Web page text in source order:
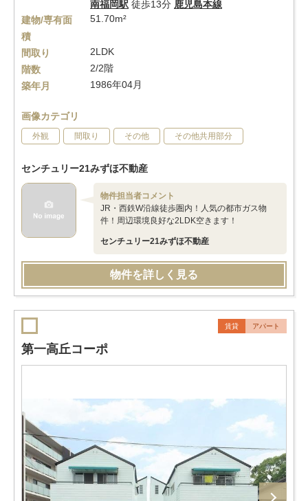
南福岡駅 徒歩13分 鹿児島本線
建物/専有面
積
51.70m²
間取り
2LDK
階数
2/2階
築年月
1986年04月
画像カテゴリ
外観 間取り その他 その他共用部分
センチュリー21みずほ不動産
物件担当者コメント
JR・西鉄W沿線徒歩圏内！人気の都市ガス物
件！周辺環境良好な2LDK空きます！
センチュリー21みずほ不動産
物件を詳しく見る
賃貸 アパート
第一高丘コーポ